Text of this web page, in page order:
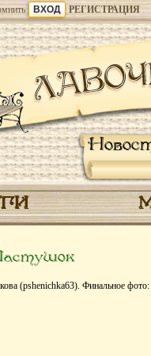
РЕГИСТРАЦИЯ
(pshenichka63). Финальное фото: